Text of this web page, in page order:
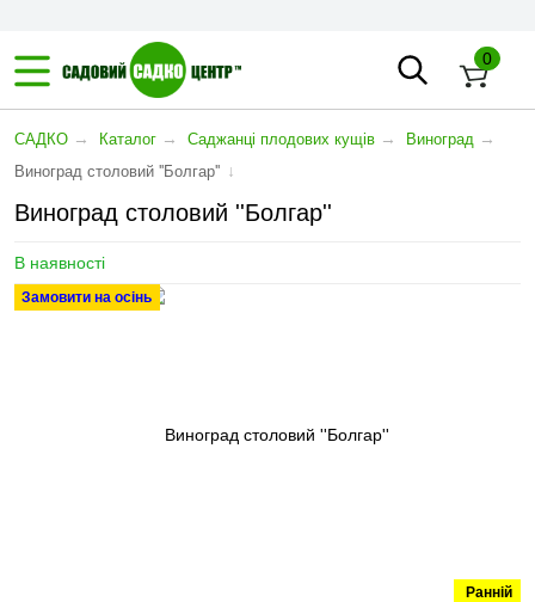
0
САДКО → Каталог → Саджанці плодових кущів → Виноград →
Виноград столовий ''Болгар'' ↓
Виноград столовий ''Болгар''
В наявності
Замовити на осінь
Ранній